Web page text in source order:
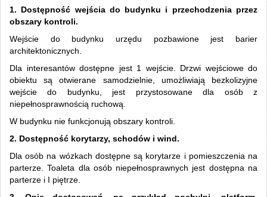
1. Dostępność wejścia do budynku i przechodzenia przez
obszary kontroli.
Wejście do budynku urzędu pozbawione jest barier
architektonicznych.
Dla interesantów dostępne jest 1 wejście. Drzwi wejściowe do
obiektu są otwierane samodzielnie, umożliwiają bezkolizyjne
wejście do budynku, jest przystosowane dla osób z
niepełnosprawnością ruchową.
W budynku nie funkcjonują obszary kontroli.
2. Dostępność korytarzy, schodów i wind.
Dla osób na wózkach dostępne są korytarze i pomieszczenia na
parterze. Toaleta dla osób niepełnosprawnych jest dostępna na
parterze i I piętrze.